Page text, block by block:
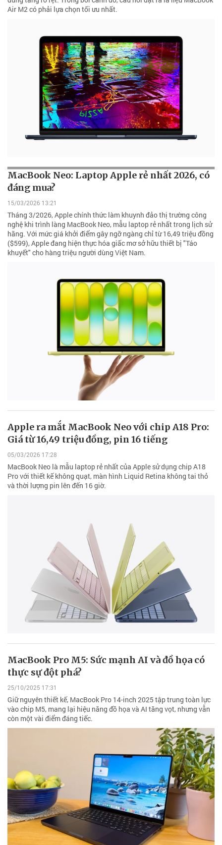
Air M2 có phải lựa chọn tối ưu nhất.
MacBook Neo: Laptop Apple rẻ nhất 2026, có
đáng mua?
15/03/2026 13:21
Tháng 3/2026, Apple chính thức làm khuynh đảo thị trường công
nghệ khi trình làng MacBook Neo, mẫu laptop rẻ nhất trong lịch sử
hãng. Với mức giá khởi điểm gây ngỡ ngàng chỉ từ 16,49 triệu đồng
($599), Apple đang hiện thực hóa giấc mơ sở hữu thiết bị "Táo
khuyết" cho hàng triệu người dùng Việt Nam.
Apple ra mắt MacBook Neo với chip A18 Pro:
Giá từ 16,49 triệu đồng, pin 16 tiếng
05/03/2026 17:28
MacBook Neo là mẫu laptop rẻ nhất của Apple sử dụng chip A18
Pro với thiết kế không quạt, màn hình Liquid Retina không tai thỏ
và thời lượng pin lên đến 16 giờ.
MacBook Pro M5: Sức mạnh AI và đồ họa có
thực sự đột phá?
25/10/2025 17:31
Giữ nguyên thiết kế, MacBook Pro 14-inch 2025 tập trung toàn lực
vào chip M5, mang lại hiệu năng đồ họa và AI tăng vọt, nhưng vẫn
còn một vài điểm đáng tiếc.